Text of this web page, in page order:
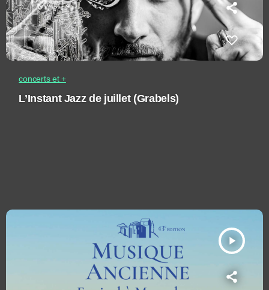
concerts et +
L’Instant Jazz de juillet (Grabels)
play_arrow